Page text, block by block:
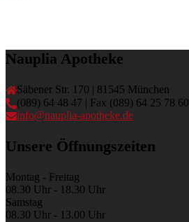
Nauplia Apotheke
Säbener Str. 170 | 81545 München
(089) 64 48 47 | Fax (089) 64 25 78 60
info@nauplia-apotheke.de
Unsere Öffnungszeiten
Montag - Freitag
08.30 Uhr - 18.30 Uhr
Samstag
08.30 Uhr - 13.00 Uhr